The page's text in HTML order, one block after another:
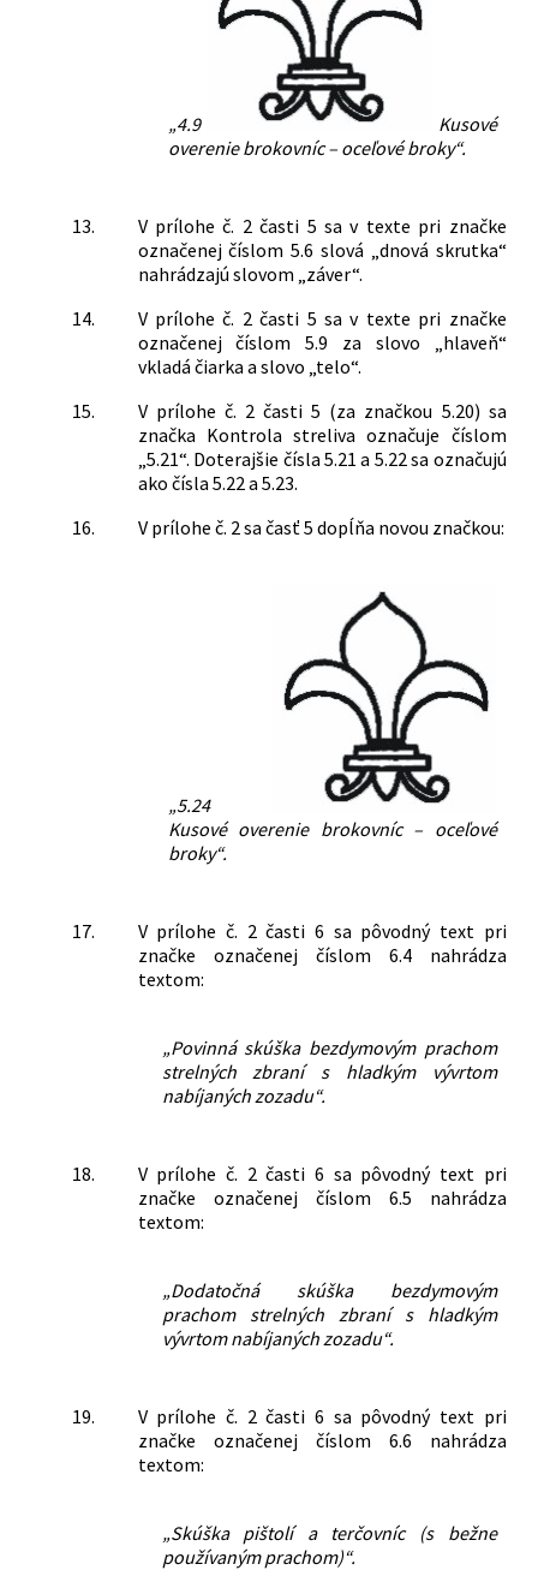
„4.9
Kusové
overenie brokovníc – oceľové broky“.
13.
V prílohe č. 2 časti 5 sa v texte pri značke
označenej číslom 5.6 slová „dnová skrutka“
nahrádzajú slovom „záver“.
14.
V prílohe č. 2 časti 5 sa v texte pri značke
označenej číslom 5.9 za slovo „hlaveň“
vkladá čiarka a slovo „telo“.
15.
V prílohe č. 2 časti 5 (za značkou 5.20) sa
značka Kontrola streliva označuje číslom
„5.21“. Doterajšie čísla 5.21 a 5.22 sa označujú
ako čísla 5.22 a 5.23.
16.
V prílohe č. 2 sa časť 5 dopĺňa novou značkou:
„5.24
Kusové overenie brokovníc – oceľové
broky“.
17.
V prílohe č. 2 časti 6 sa pôvodný text pri
značke označenej číslom 6.4 nahrádza
textom:
„Povinná skúška bezdymovým prachom
strelných zbraní s hladkým vývrtom
nabíjaných zozadu“.
18.
V prílohe č. 2 časti 6 sa pôvodný text pri
značke označenej číslom 6.5 nahrádza
textom:
„Dodatočná skúška bezdymovým
prachom strelných zbraní s hladkým
vývrtom nabíjaných zozadu“.
19.
V prílohe č. 2 časti 6 sa pôvodný text pri
značke označenej číslom 6.6 nahrádza
textom:
„Skúška pištolí a terčovníc (s bežne
používaným prachom)“.